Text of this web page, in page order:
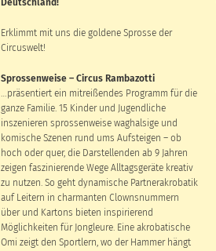
Deutschland!
Erklimmt mit uns die goldene Sprosse der
Circuswelt!
Sprossenweise – Circus Rambazotti
…präsentiert ein mitreißendes Programm für die
ganze Familie. 15 Kinder und Jugendliche
inszenieren sprossenweise waghalsige und
komische Szenen rund ums Aufsteigen – ob
hoch oder quer, die Darstellenden ab 9 Jahren
zeigen faszinierende Wege Alltagsgeräte kreativ
zu nutzen. So geht dynamische Partnerakrobatik
auf Leitern in charmanten Clownsnummern
über und Kartons bieten inspirierend
Möglichkeiten für Jongleure. Eine akrobatische
Omi zeigt den Sportlern, wo der Hammer hängt